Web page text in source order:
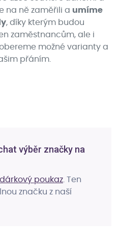
na ně zaměřili a umíme
, díky kterým budou
zaměstnancům, ale i
možné varianty a
přáním.
výběr značky na
poukaz . Ten
značku z naší